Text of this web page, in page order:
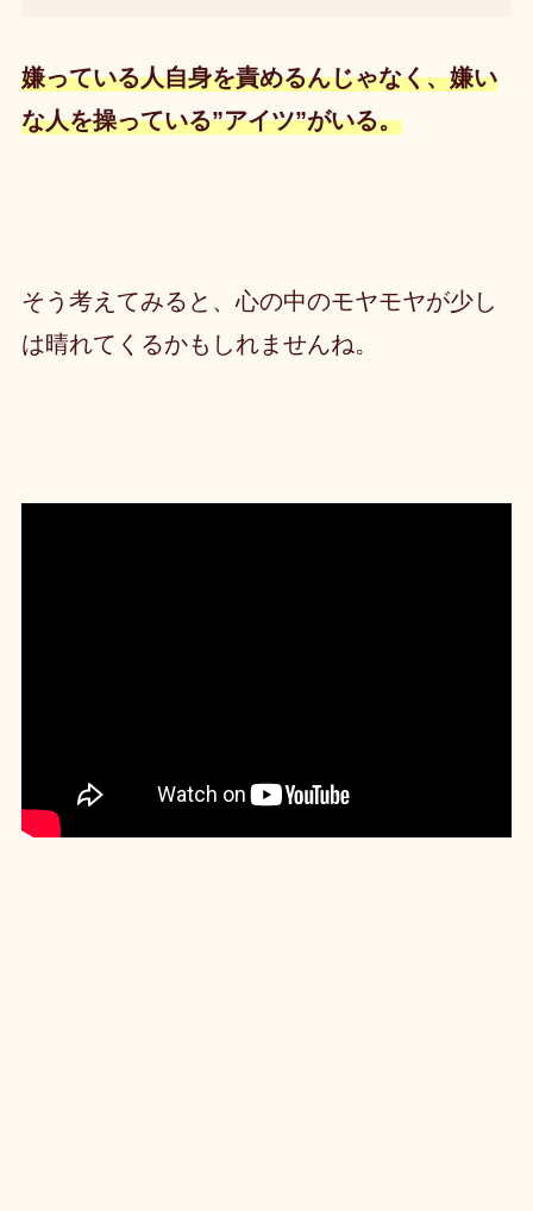
嫌っている人自身を責めるんじゃなく、嫌い
な人を操っている”アイツ”がいる。
そう考えてみると、心の中のモヤモヤが少し
は晴れてくるかもしれませんね。